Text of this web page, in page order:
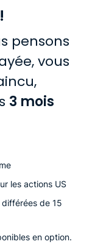
pensons
vous
3 mois
les actions US
de 15
en option.